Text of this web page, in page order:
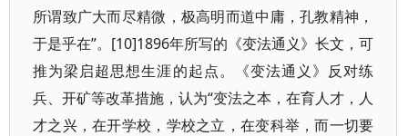
所谓致广大而尽精微，极高明而道中庸，孔教精神，
于是乎在”。[10]1896年所写的《变法通义》长文，可
推为梁启超思想生涯的起点。《变法通义》反对练
兵、开矿等改革措施，认为“变法之本，在育人才，人
才之兴，在开学校，学校之立，在变科举，而一切要